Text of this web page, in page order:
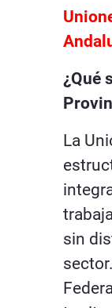
¿Qué
La
sin